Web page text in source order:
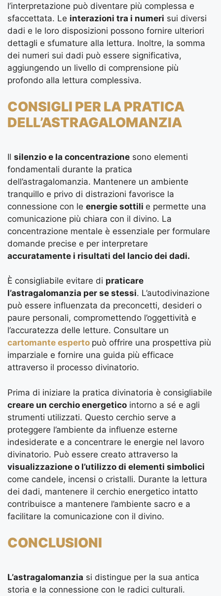
l’interpretazione può diventare più complessa e
sfaccettata. Le interazioni tra i numeri sui diversi
dadi e le loro disposizioni possono fornire ulteriori
dettagli e sfumature alla lettura. Inoltre, la somma
dei numeri sui dadi può essere significativa,
aggiungendo un livello di comprensione più
profondo alla lettura complessiva.
CONSIGLI PER LA PRATICA
DELL’ASTRAGALOMANZIA
Il silenzio e la concentrazione sono elementi
fondamentali durante la pratica
dell’astragalomanzia. Mantenere un ambiente
tranquillo e privo di distrazioni favorisce la
connessione con le energie sottili e permette una
comunicazione più chiara con il divino. La
concentrazione mentale è essenziale per formulare
domande precise e per interpretare
accuratamente i risultati del lancio dei dadi.
È consigliabile evitare di praticare
l’astragalomanzia per se stessi. L’autodivinazione
può essere influenzata da preconcetti, desideri o
paure personali, compromettendo l’oggettività e
l’accuratezza delle letture. Consultare un
cartomante esperto può offrire una prospettiva più
imparziale e fornire una guida più efficace
attraverso il processo divinatorio.
Prima di iniziare la pratica divinatoria è consigliabile
creare un cerchio energetico intorno a sé e agli
strumenti utilizzati. Questo cerchio serve a
proteggere l’ambiente da influenze esterne
indesiderate e a concentrare le energie nel lavoro
divinatorio. Può essere creato attraverso la
visualizzazione o l’utilizzo di elementi simbolici
come candele, incensi o cristalli. Durante la lettura
dei dadi, mantenere il cerchio energetico intatto
contribuisce a mantenere l’ambiente sacro e a
facilitare la comunicazione con il divino.
CONCLUSIONI
L’astragalomanzia si distingue per la sua antica
storia e la connessione con le radici culturali.